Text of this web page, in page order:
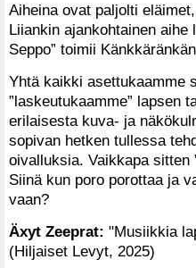
Aiheina ovat paljolti
Liiankin ajankohtainen aihe
Seppo” toimii
Yhtä kaikki asettukaamme
”laskeutukaamme” lapsen
erilaisesta kuva- ja
sopivan hetken tullessa
oivalluksia. Vaikkapa sitten
Siinä kun poro porottaa ja
vaan?
Äxyt Zeeprat: "Musiikkia
(Hiljaiset Levyt, 2025)